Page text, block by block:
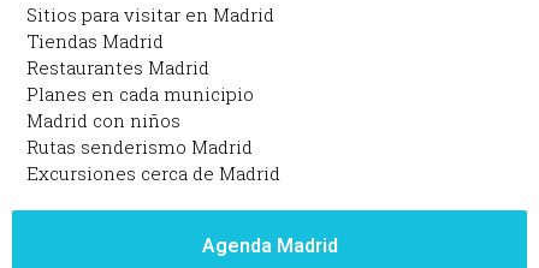
Sitios para visitar en Madrid
Tiendas Madrid
Restaurantes Madrid
Planes en cada municipio
Madrid con niños
Rutas senderismo Madrid
Excursiones cerca de Madrid
Agenda Madrid